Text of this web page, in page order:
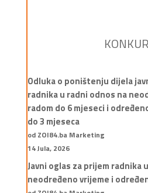
Odluka o poništenju dijela
radnika u radni odnos na
radom do 6 mjeseci i
do 3 mjeseca
od ZOI84.ba Marketing
14 Jula, 2026
Javni oglas za prijem radnika
neodređeno vrijeme i